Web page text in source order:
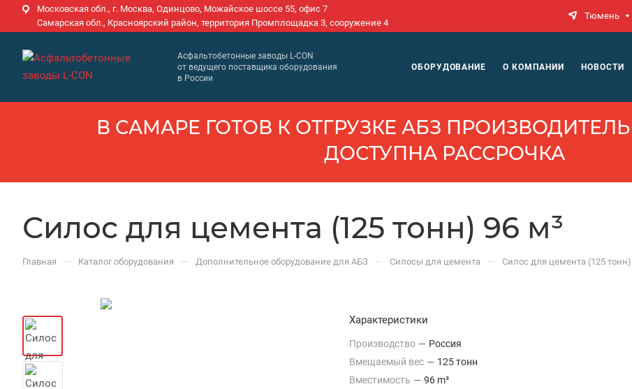
Московская обл., г. Москва, Одинцово, Можайское шоссе 55, офис 7
Самарская обл., Красноярский район, территория Промплощадка 3, сооружение 4
Тюмень
Асфальтобетонные заводы L-CON
от ведущего поставщика оборудования
в России
ОБОРУДОВАНИЕ О КОМПАНИИ НОВОСТИ
В САМАРЕ ГОТОВ К ОТГРУЗКЕ АБЗ
ДОСТУПНА РАССРОЧКА
Силос для цемента (125 тонн) 96 м³
Главная — Каталог оборудования — Дополнительное оборудование для АБЗ — Силосы для цемента — Силос для цемента (125 тонн)
Характеристики
Производство — Россия
Вмещаемый вес — 125 тонн
Вместимость — 96 m³